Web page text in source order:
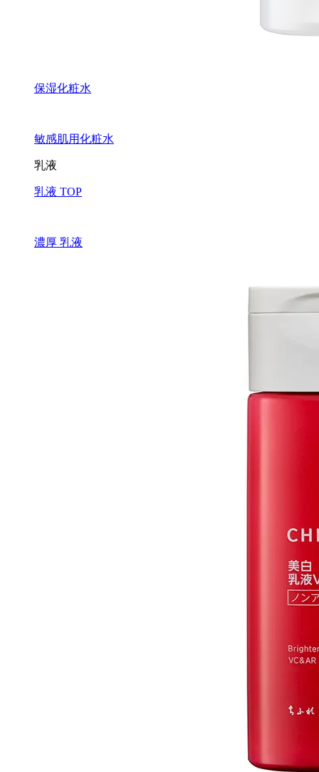
保湿化粧水
敏感肌用化粧水
乳液
乳液 TOP
濃厚 乳液